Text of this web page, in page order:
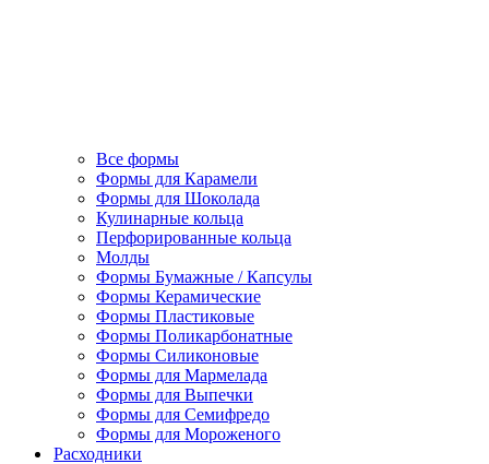
Все формы
Формы для Карамели
Формы для Шоколада
Кулинарные кольца
Перфорированные кольца
Молды
Формы Бумажные / Капсулы
Формы Керамические
Формы Пластиковые
Формы Поликарбонатные
Формы Силиконовые
Формы для Мармелада
Формы для Выпечки
Формы для Семифредо
Формы для Мороженого
Расходники